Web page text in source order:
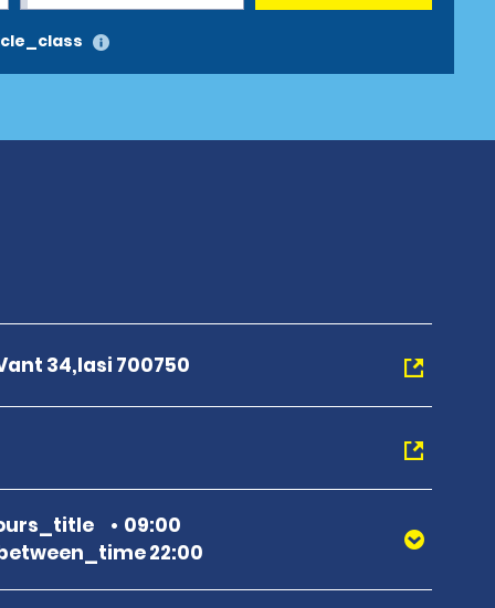
34,Iasi 700750
09:00
22:00